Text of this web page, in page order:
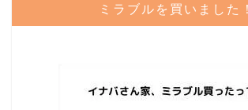
ミラブルを買いました！